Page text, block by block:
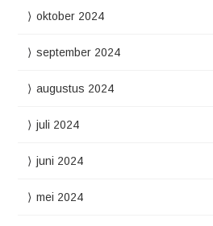
oktober 2024
september 2024
augustus 2024
juli 2024
juni 2024
mei 2024